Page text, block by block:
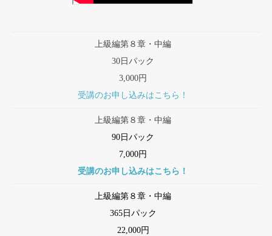
上級編第８章・中編
30日パック
3,000円
受講のお申し込みはこちら！
上級編第８章・中編
90日パック
7,000円
受講のお申し込みはこちら！
上級編第８章・中編
365日パック
22,000円